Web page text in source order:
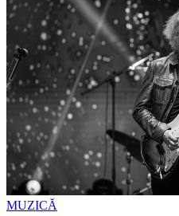
MUZICĂ